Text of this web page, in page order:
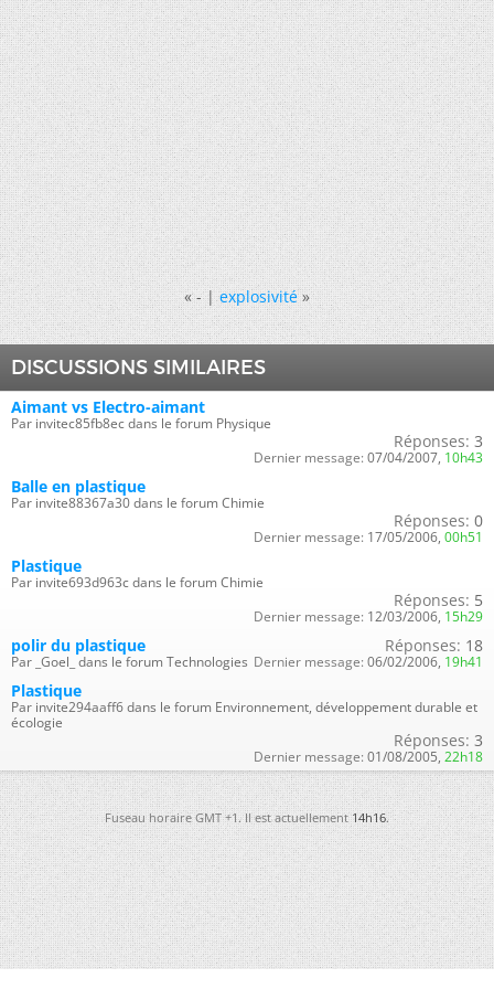
«- |explosivité »
DISCUSSIONS SIMILAIRES
Aimant vs Electro-aimant
Par invitec85fb8ec dans le forum Physique
Réponses: 3
Dernier message: 07/04/2007, 10h43
Balle en plastique
Par invite88367a30 dans le forum Chimie
Réponses: 0
Dernier message: 17/05/2006, 00h51
Plastique
Par invite693d963c dans le forum Chimie
Réponses: 5
Dernier message: 12/03/2006, 15h29
polir du plastique
Par _Goel_ dans le forum Technologies
Réponses: 18
Dernier message: 06/02/2006, 19h41
Plastique
Par invite294aaff6 dans le forum Environnement, développement durable et
écologie
Réponses: 3
Dernier message: 01/08/2005, 22h18
Fuseau horaire GMT +1. Il est actuellement14h16.